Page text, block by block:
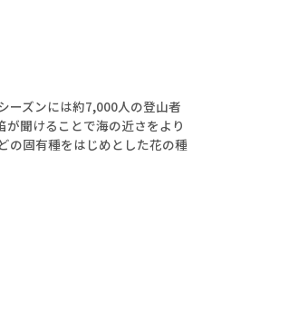
ーズンには約7,000人の登山者
聞けることで海の近さをより
の固有種をはじめとした花の種